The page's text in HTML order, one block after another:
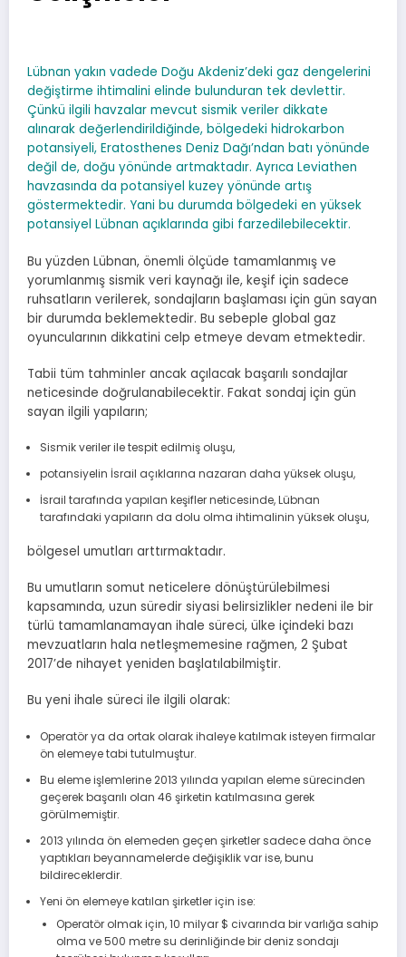
Lübnan yakın vadede Doğu Akdeniz’deki gaz dengelerini
değiştirme ihtimalini elinde bulunduran tek devlettir.
Çünkü ilgili havzalar mevcut sismik veriler dikkate
alınarak değerlendirildiğinde, bölgedeki hidrokarbon
potansiyeli, Eratosthenes Deniz Dağı’ndan batı yönünde
değil de, doğu yönünde artmaktadır. Ayrıca Leviathen
havzasında da potansiyel kuzey yönünde artış
göstermektedir. Yani bu durumda bölgedeki en yüksek
potansiyel Lübnan açıklarında gibi farzedilebilecektir.
Bu yüzden Lübnan, önemli ölçüde tamamlanmış ve
yorumlanmış sismik veri kaynağı ile, keşif için sadece
ruhsatların verilerek, sondajların başlaması için gün sayan
bir durumda beklemektedir. Bu sebeple global gaz
oyuncularının dikkatini celp etmeye devam etmektedir.
Tabii tüm tahminler ancak açılacak başarılı sondajlar
neticesinde doğrulanabilecektir. Fakat sondaj için gün
sayan ilgili yapıların;
Sismik veriler ile tespit edilmiş oluşu,
potansiyelin İsrail açıklarına nazaran daha yüksek oluşu,
İsrail tarafında yapılan keşifler neticesinde, Lübnan
tarafındaki yapıların da dolu olma ihtimalinin yüksek oluşu,
bölgesel umutları arttırmaktadır.
Bu umutların somut neticelere dönüştürülebilmesi
kapsamında, uzun süredir siyasi belirsizlikler nedeni ile bir
türlü tamamlanamayan ihale süreci, ülke içindeki bazı
mevzuatların hala netleşmemesine rağmen, 2 Şubat
2017’de nihayet yeniden başlatılabilmiştir.
Bu yeni ihale süreci ile ilgili olarak:
Operatör ya da ortak olarak ihaleye katılmak isteyen firmalar
ön elemeye tabi tutulmuştur.
Bu eleme işlemlerine 2013 yılında yapılan eleme sürecinden
geçerek başarılı olan 46 şirketin katılmasına gerek
görülmemiştir.
2013 yılında ön elemeden geçen şirketler sadece daha önce
yaptıkları beyannamelerde değişiklik var ise, bunu
bildireceklerdir.
Yeni ön elemeye katılan şirketler için ise:
Operatör olmak için, 10 milyar $ civarında bir varlığa sahip
olma ve 500 metre su derinliğinde bir deniz sondajı